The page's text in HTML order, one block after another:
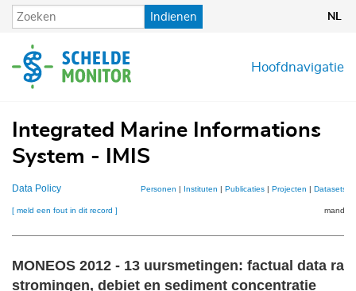
Overslaan
en
de
inhoud
Indienen NL
Hoofdnavigatie
Integrated Marine Informations
System - IMIS
Data Policy Personen | Instituten | Publicaties| Projecten | Datasets
[ meld een fout in dit record ] mandje
MONEOS 2012 - 13 uursmetingen: factual data
stromingen, debiet en sediment concentratie